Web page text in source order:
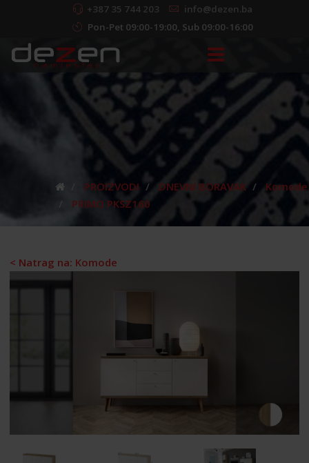
+387 35 744 203
info@dezen.ba
Pon-Pet 09:00-19:00, Sub 09:00-16:00
PROIZVODI DNEVNI BORAVAK
Komode
PRIMO PKSZ160
< Natrag na: Komode